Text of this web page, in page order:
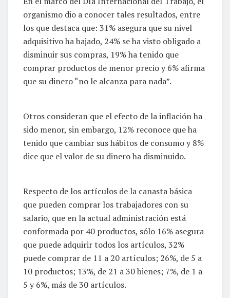
organismo dio a conocer tales resultados, entre
los que destaca que: 31% asegura que su nivel
adquisitivo ha bajado, 24% se ha visto obligado a
disminuir sus compras, 19% ha tenido que
comprar productos de menor precio y 6% afirma
que su dinero “no le alcanza para nada”.
Otros consideran que el efecto de la inflación ha
sido menor, sin embargo, 12% reconoce que ha
tenido que cambiar sus hábitos de consumo y 8%
dice que el valor de su dinero ha disminuido.
Respecto de los artículos de la canasta básica
que pueden comprar los trabajadores con su
salario, que en la actual administración está
conformada por 40 productos, sólo 16% asegura
que puede adquirir todos los artículos, 32%
puede comprar de 11 a 20 artículos; 26%, de 5 a
10 productos; 13%, de 21 a 30 bienes; 7%, de 1 a
5 y 6%, más de 30 artículos.